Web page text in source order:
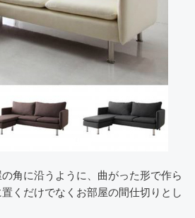
角に沿うように、曲がった形で作ら
くだけでなくお部屋の間仕切りとし